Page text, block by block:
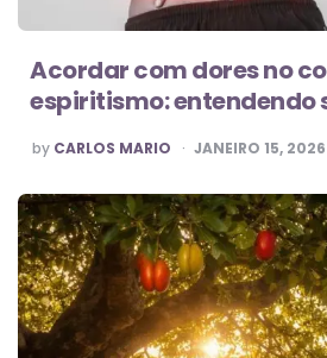
Acordar com dores no
espiritismo: entendendo
POSTED
BY
by CARLOS MARIO JANEIRO 15, 2026